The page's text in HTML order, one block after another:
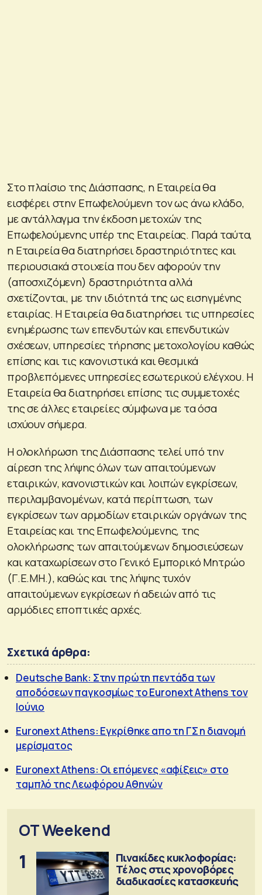
Στο πλαίσιο της Διάσπασης, η Εταιρεία θα
εισφέρει στην Επωφελούμενη τον ως άνω κλάδο,
με αντάλλαγμα την έκδοση μετοχών της
Επωφελούμενης υπέρ της Εταιρείας. Παρά ταύτα,
η Εταιρεία θα διατηρήσει δραστηριότητες και
περιουσιακά στοιχεία που δεν αφορούν την
(αποσχιζόμενη) δραστηριότητα αλλά
σχετίζονται, με την ιδιότητά της ως εισηγμένης
εταιρίας. Η Εταιρεία θα διατηρήσει τις υπηρεσίες
ενημέρωσης των επενδυτών και επενδυτικών
σχέσεων, υπηρεσίες τήρησης μετοχολογίου καθώς
επίσης και τις κανονιστικά και θεσμικά
προβλεπόμενες υπηρεσίες εσωτερικού ελέγχου. H
Εταιρεία θα διατηρήσει επίσης τις συμμετοχές
της σε άλλες εταιρείες σύμφωνα με τα όσα
ισχύουν σήμερα.
Η ολοκλήρωση της Διάσπασης τελεί υπό την
αίρεση της λήψης όλων των απαιτούμενων
εταιρικών, κανονιστικών και λοιπών εγκρίσεων,
περιλαμβανομένων, κατά περίπτωση, των
εγκρίσεων των αρμοδίων εταιρικών οργάνων της
Εταιρείας και της Επωφελούμενης, της
ολοκλήρωσης των απαιτούμενων δημοσιεύσεων
και καταχωρίσεων στο Γενικό Εμπορικό Μητρώο
(Γ.Ε.ΜΗ.), καθώς και της λήψης τυχόν
απαιτούμενων εγκρίσεων ή αδειών από τις
αρμόδιες εποπτικές αρχές.
Σχετικά άρθρα:
Deutsche Bank: Στην πρώτη πεντάδα των
αποδόσεων παγκοσμίως το Euronext Athens τον
Ιούνιο
Euronext Athens: Εγκρίθηκε απο τη ΓΣ η διανομή
μερίσματος
Euronext Athens: Οι επόμενες «αφίξεις» στο
ταμπλό της Λεωφόρου Αθηνών
OT Weekend
1
Πινακίδες κυκλοφορίας:
Τέλος στις χρονοβόρες
διαδικασίες κατασκευής